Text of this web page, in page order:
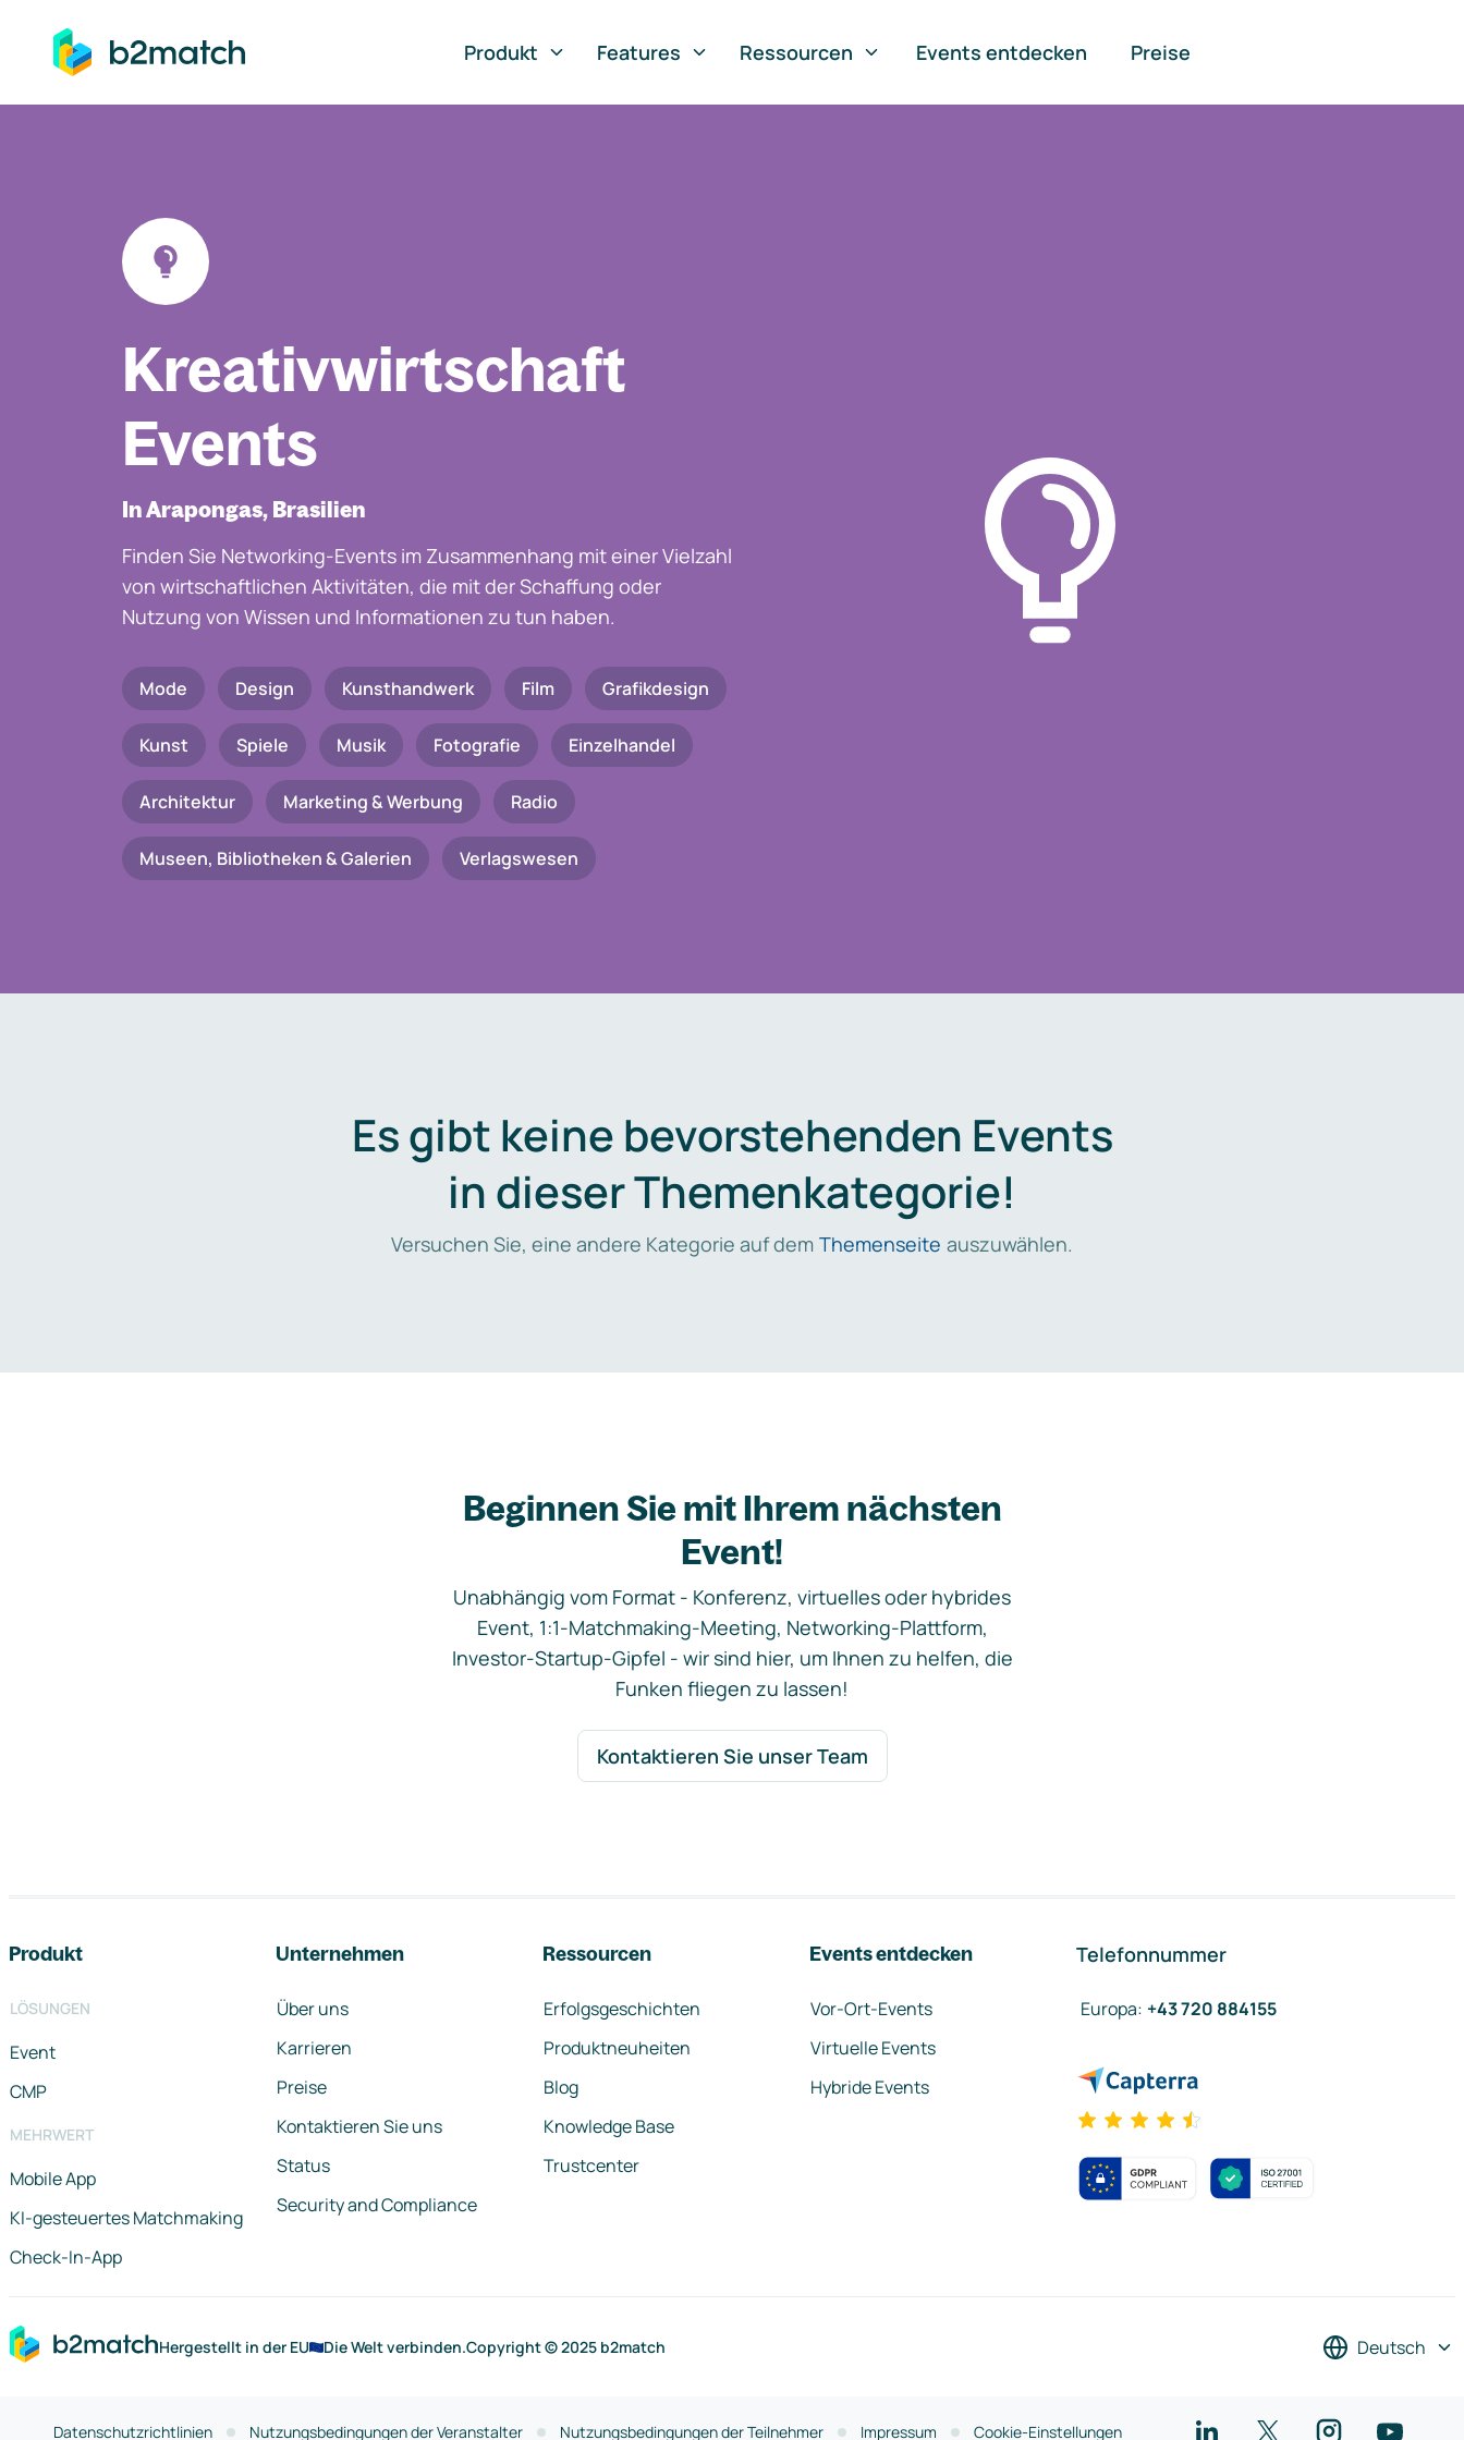
springen
Produkt
Features Ressourcen Events entdecken Preise
Kreativwirtschaft
Events
In Arapongas, Brasilien
Finden Sie Networking-Events im Zusammenhang mit einer Vielzahl
von wirtschaftlichen Aktivitäten, die mit der Schaffung oder
Nutzung von Wissen und Informationen zu tun haben.
Mode Design Kunsthandwerk Film Grafikdesign
Kunst Spiele Musik Fotografie Einzelhandel
Architektur Marketing & Werbung Radio
Museen, Bibliotheken & Galerien Verlagswesen
Es gibt keine bevorstehenden Events
in dieser Themenkategorie!
Versuchen Sie, eine andere Kategorie auf dem Themenseite auszuwählen.
Beginnen Sie mit Ihrem nächsten
Event!
Unabhängig vom Format - Konferenz, virtuelles oder hybrides
Event, 1:1-Matchmaking-Meeting, Networking-Plattform,
Investor-Startup-Gipfel - wir sind hier, um Ihnen zu helfen, die
Funken fliegen zu lassen!
Kontaktieren Sie unser Team
Produkt
LÖSUNGEN
Event
CMP
MEHRWERT
Mobile App
KI-gesteuertes Matchmaking
Check-In-App
Unternehmen
Über uns
Karrieren
Preise
Kontaktieren Sie uns
Status
Security and Compliance
Ressourcen
Erfolgsgeschichten
Produktneuheiten
Blog
Knowledge Base
Trustcenter
Events entdecken
Vor-Ort-Events
Virtuelle Events
Hybride Events
Telefonnummer
Europa: +43 720 884155
Hergestellt in der EU Die Welt verbinden.Copyright © 2025 b2match Deutsch
Datenschutzrichtlinien Nutzungsbedingungen der Veranstalter Nutzungsbedingungen der Teilnehmer Impressum Cookie-Einstellungen